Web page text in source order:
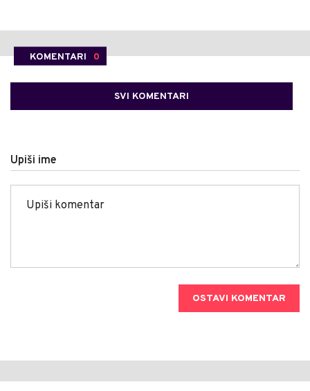
KOMENTARI 0
SVI KOMENTARI
Upiši ime
OSTAVI KOMENTAR